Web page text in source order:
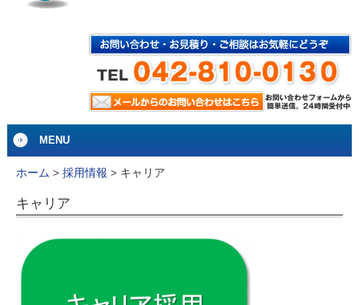
MENU
ホーム > 採用情報 > キャリア
キャリア